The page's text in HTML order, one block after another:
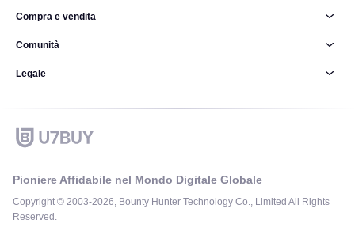
Pioniere Affidabile nel Mondo Digitale Globale
Copyright © 2003-2026, Bounty Hunter Technology Co., Limited All Rights
Reserved.
Compra e vendita
Comunità
Legale